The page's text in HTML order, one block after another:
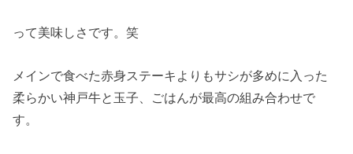
って美味しさです。笑
メインで食べた赤身ステーキよりもサシが多めに入った
柔らかい神戸牛と玉子、ごはんが最高の組み合わせで
す。